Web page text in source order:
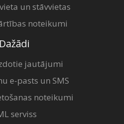
un stāvvietas
noteikumi
Dažādi
jautājumi
e-pasts un SMS
noteikumi
serviss